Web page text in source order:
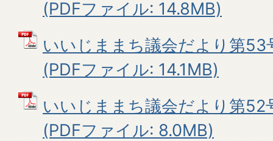
(PDFファイル: 14.8MB)
いいじままち議会だより第53
(PDFファイル: 14.1MB)
いいじままち議会だより第52
(PDFファイル: 8.0MB)